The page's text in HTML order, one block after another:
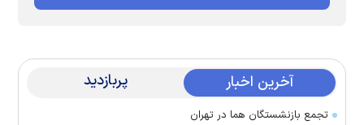
آخرین اخبار پربازدید
تجمع بازنشستگان هما در تهران